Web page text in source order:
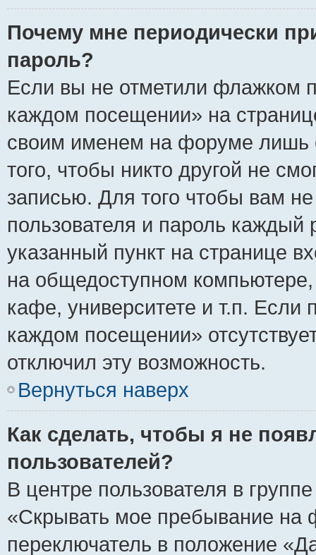
Почему мне периодически
пароль?
Если вы не отметили флажком
каждом посещении» на
своим именем на форуме лишь
того, чтобы никто другой не
записью. Для того чтобы вам
пользователя и пароль
указанный пункт на странице
на общедоступном
кафе, университете и т.п. Если
каждом посещении»
отключил эту возможность.
Вернуться наверх
Как сделать, чтобы я не
пользователей?
В центре пользователя в
«Скрывать мое пребывание на
переключатель в положение